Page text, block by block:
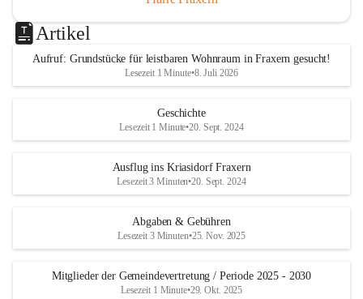
Artikel
Aufruf: Grundstücke für leistbaren Wohnraum in Fraxern gesucht!
Lesezeit 1 Minute•8. Juli 2026
Geschichte
Lesezeit 1 Minute•20. Sept. 2024
Ausflug ins Kriasidorf Fraxern
Lesezeit 3 Minuten•20. Sept. 2024
Abgaben & Gebühren
Lesezeit 3 Minuten•25. Nov. 2025
Mitglieder der Gemeindevertretung / Periode 2025 - 2030
Lesezeit 1 Minute•29. Okt. 2025